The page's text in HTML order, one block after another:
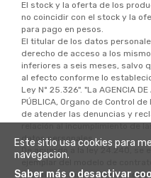
El stock y la oferta de los
no coincidir con el stock y la
para pago en pesos.
El titular de los datos
derecho de acceso a los
inferiores a seis meses, salvo
al efecto conforme lo
Ley Nº 25.326". "La AGENCIA DE
PÚBLICA, Organo de Control
de atender las denuncias y
datos personales.
De acuerdo a la ley 24.240, se
ejemplar del modelo de
suscribir al momento de la
Este sitio usa cookies para
navegacion.
Saber más o desactivar